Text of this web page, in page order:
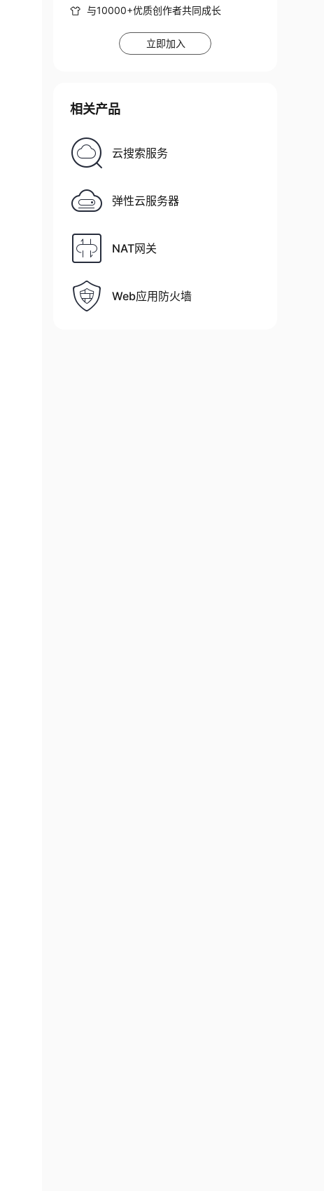
与10000+优质创作者共同成长
立即加入
相关产品
云搜索服务
弹性云服务器
NAT网关
Web应用防火墙